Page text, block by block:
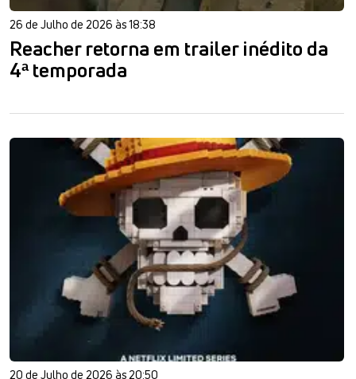
26 de Julho de 2026 às 18:38
Reacher retorna em trailer inédito da
4ª temporada
20 de Julho de 2026 às 20:50